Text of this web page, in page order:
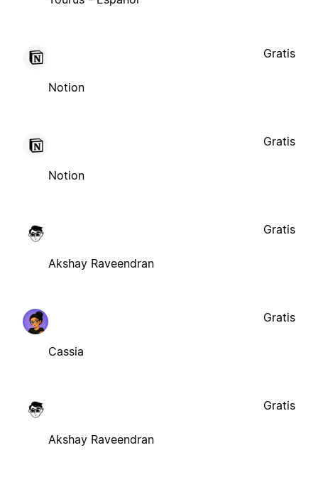
Notion
Gratis
Notion
Gratis
Akshay Raveendran
Gratis
Cassia
Gratis
Akshay Raveendran
Gratis